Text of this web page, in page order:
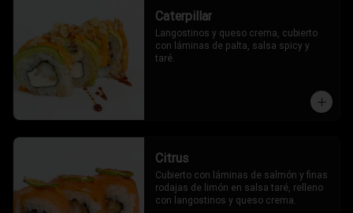
Caterpillar
Langostinos y queso crema, cubierto
con láminas de palta, salsa spicy y
taré.
Citrus
Cubierto con láminas de salmón y finas
rodajas de limón en salsa taré, relleno
con langostinos y queso crema.